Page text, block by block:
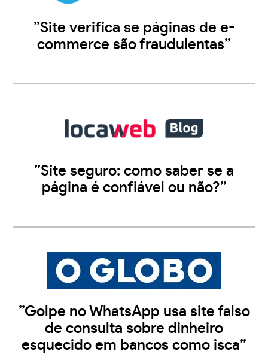
”Site verifica se páginas de e-
commerce são fraudulentas”
”Site seguro: como saber se a
página é confiável ou não?”
”Golpe no WhatsApp usa site falso
de consulta sobre dinheiro
esquecido em bancos como isca”